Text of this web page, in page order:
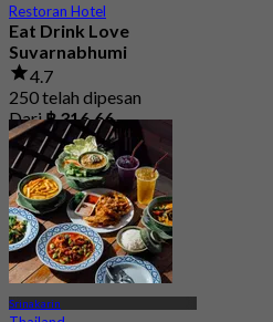
Restoran Hotel
Eat Drink Love
Suvarnabhumi
4.7
250 telah dipesan
Dari฿ 316.66
Srinakarin